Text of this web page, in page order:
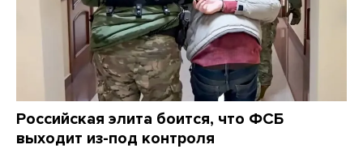
Российская элита боится, что ФСБ
выходит из-под контроля